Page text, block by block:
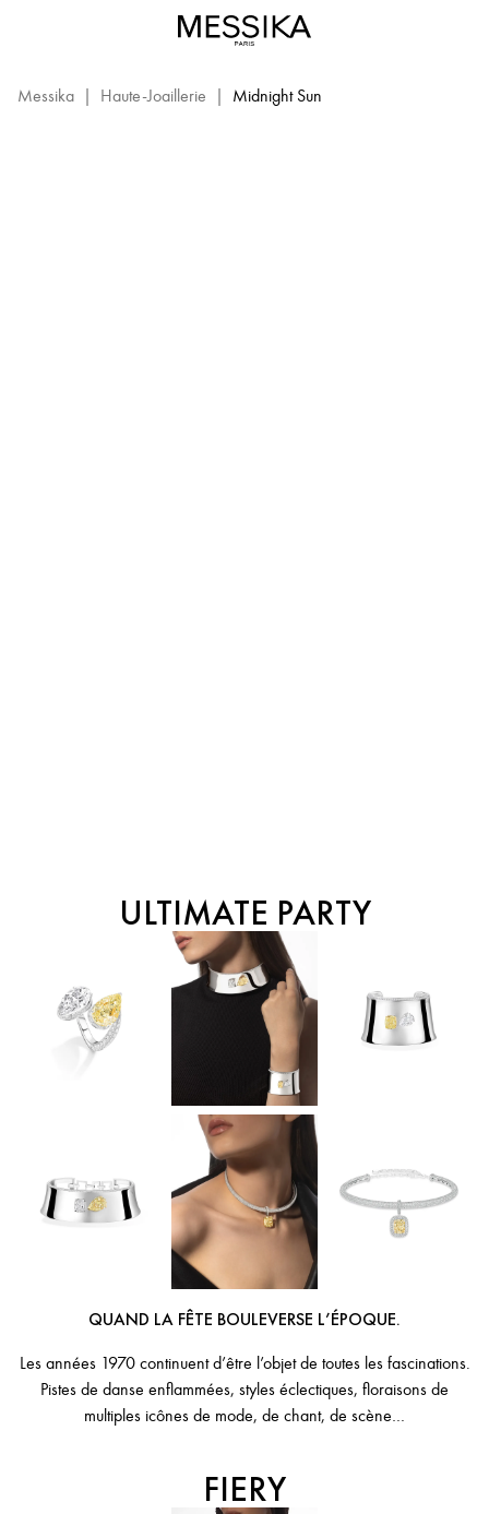
Haute
MIDNIGHT SUN
Messika | Haute-Joaillerie | Midnight Sun
ULTIMATE PARTY
QUAND LA FÊTE BOULEVERSE L’ÉPOQUE.
Les années 1970 continuent d’être l’objet de toutes les fascinations.
Pistes de danse enflammées, styles éclectiques, floraisons de
multiples icônes de mode, de chant, de scène…
FIERY